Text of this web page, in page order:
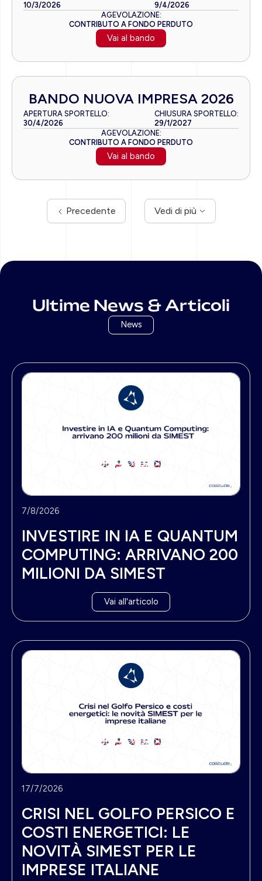
10/3/2026
9/4/2026
AGEVOLAZIONE:
CONTRIBUTO A FONDO PERDUTO
Vai al bando
BANDO NUOVA IMPRESA 2026
APERTURA SPORTELLO:
30/4/2026
CHIUSURA SPORTELLO:
29/1/2027
AGEVOLAZIONE:
CONTRIBUTO A FONDO PERDUTO
Vai al bando
Precedente Vedi di più
Ultime News & Articoli
News
7/8/2026
INVESTIRE IN IA E QUANTUM
COMPUTING: ARRIVANO 200
MILIONI DA SIMEST
Vai all'articolo
17/7/2026
CRISI NEL GOLFO PERSICO E
COSTI ENERGETICI: LE
NOVITÀ SIMEST PER LE
IMPRESE ITALIANE